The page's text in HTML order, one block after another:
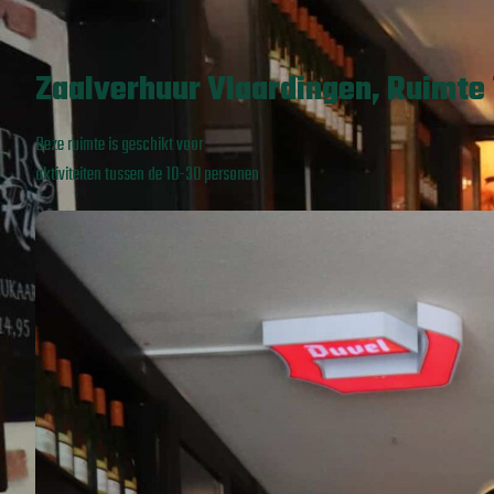
Zaalverhuur Vlaardingen, Ruimte
Deze ruimte is geschikt voor
aktiviteiten tussen de 10-30 personen